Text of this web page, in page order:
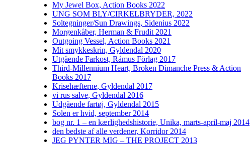
My Jewel Box, Action Books 2022
UNG SOM BLY/CIRKELBRYDER, 2022
Soltegninger/Sun Drawings, Sidenius 2022
Morgenkåber, Herman & Frudit 2021
Outgoing Vessel, Action Books 2021
Mit smykkeskrin, Gyldendal 2020
Utgående Farkost, Rámus Förlag 2017
Third-Millennium Heart, Broken Dimanche Press & Action
Books 2017
Krisehæfterne, Gyldendal 2017
vi rus salve, Gyldendal 2016
Udgående fartøj, Gyldendal 2015
Solen er hvid, september 2014
bog nr. 1 – en kærlighedshistorie, Unika, marts-april-maj 2014
den bedste af alle verdener, Korridor 2014
JEG PYNTER MIG – THE PROJECT 2013